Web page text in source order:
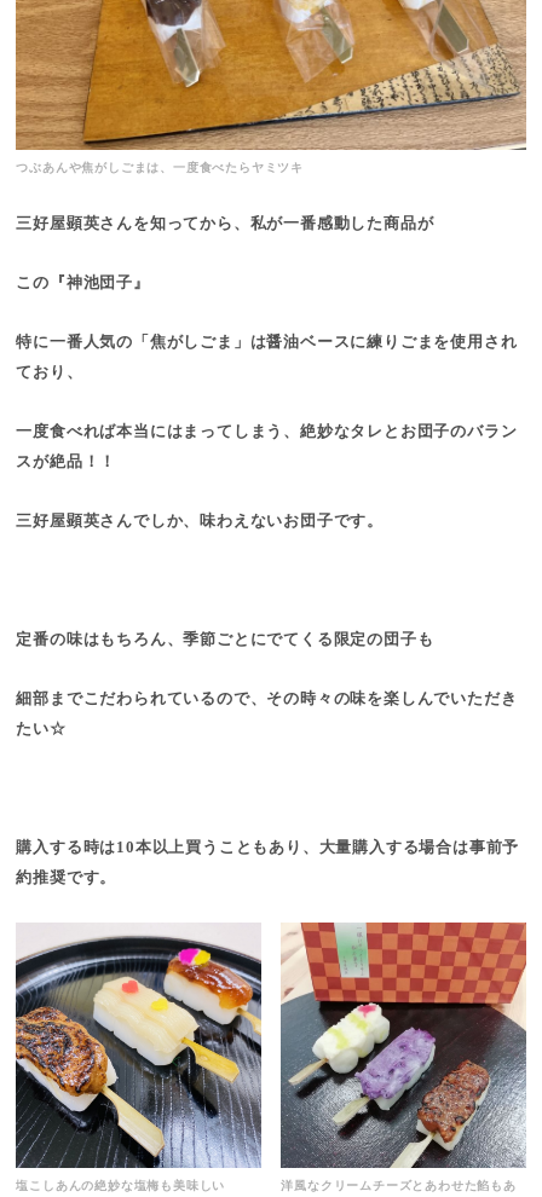
つぶあんや焦がしごまは、一度食べたらヤミツキ
三好屋顕英さんを知ってから、私が一番感動した商品が
この『神池団子』
特に一番人気の「焦がしごま」は醤油ベースに練りごまを使用され
ており、
一度食べれば本当にはまってしまう、絶妙なタレとお団子のバラン
スが絶品！！
三好屋顕英さんでしか、味わえないお団子です。
定番の味はもちろん、季節ごとにでてくる限定の団子も
細部までこだわられているので、その時々の味を楽しんでいただき
たい☆
購入する時は10本以上買うこともあり、大量購入する場合は事前予
約推奨です。
塩こしあんの絶妙な塩梅も美味しい 洋風なクリームチーズとあわせた餡もあ